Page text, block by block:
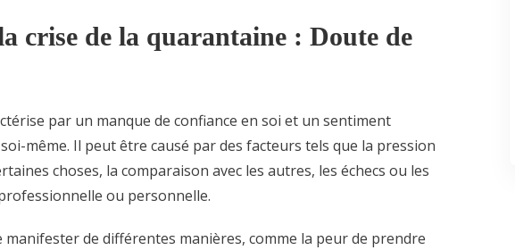
crise de la quarantaine : Doute de
par un manque de confiance en soi et un sentiment
même. Il peut être causé par des facteurs tels que la pression
choses, la comparaison avec les autres, les échecs ou les
ou personnelle.
manifester de différentes manières, comme la peur de prendre